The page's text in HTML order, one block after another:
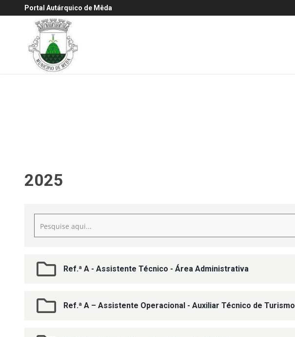
Portal Autárquico de Mêda
2025
Ref.ª A - Assistente Técnico - Área Administrativa
Ref.ª A – Assistente Operacional - Auxiliar Técnico de Turismo